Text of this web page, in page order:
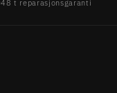
48 t reparasjonsgaranti